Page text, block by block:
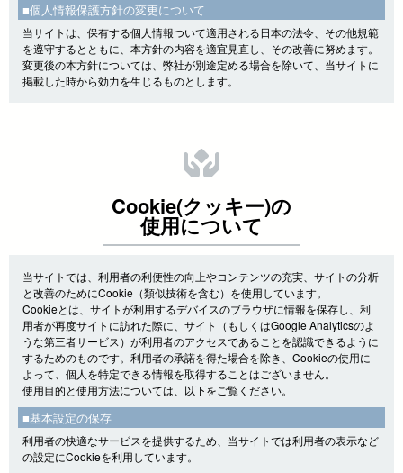
■個人情報保護方針の変更について
当サイトは、保有する個人情報ついて適用される日本の法令、その他規範
を遵守するとともに、本方針の内容を適宜見直し、その改善に努めます。
変更後の本方針については、弊社が別途定める場合を除いて、当サイトに
掲載した時から効力を生じるものとします。
Cookie(クッキー)の
使用について
当サイトでは、利用者の利便性の向上やコンテンツの充実、サイトの分析
と改善のためにCookie（類似技術を含む）を使用しています。
Cookieとは、サイトが利用するデバイスのブラウザに情報を保存し、利
用者が再度サイトに訪れた際に、サイト（もしくはGoogle Analyticsのよ
うな第三者サービス）が利用者のアクセスであることを認識できるように
するためのものです。利用者の承諾を得た場合を除き、Cookieの使用に
よって、個人を特定できる情報を取得することはございません。
使用目的と使用方法については、以下をご覧ください。
■基本設定の保存
利用者の快適なサービスを提供するため、当サイトでは利用者の表示など
の設定にCookieを利用しています。